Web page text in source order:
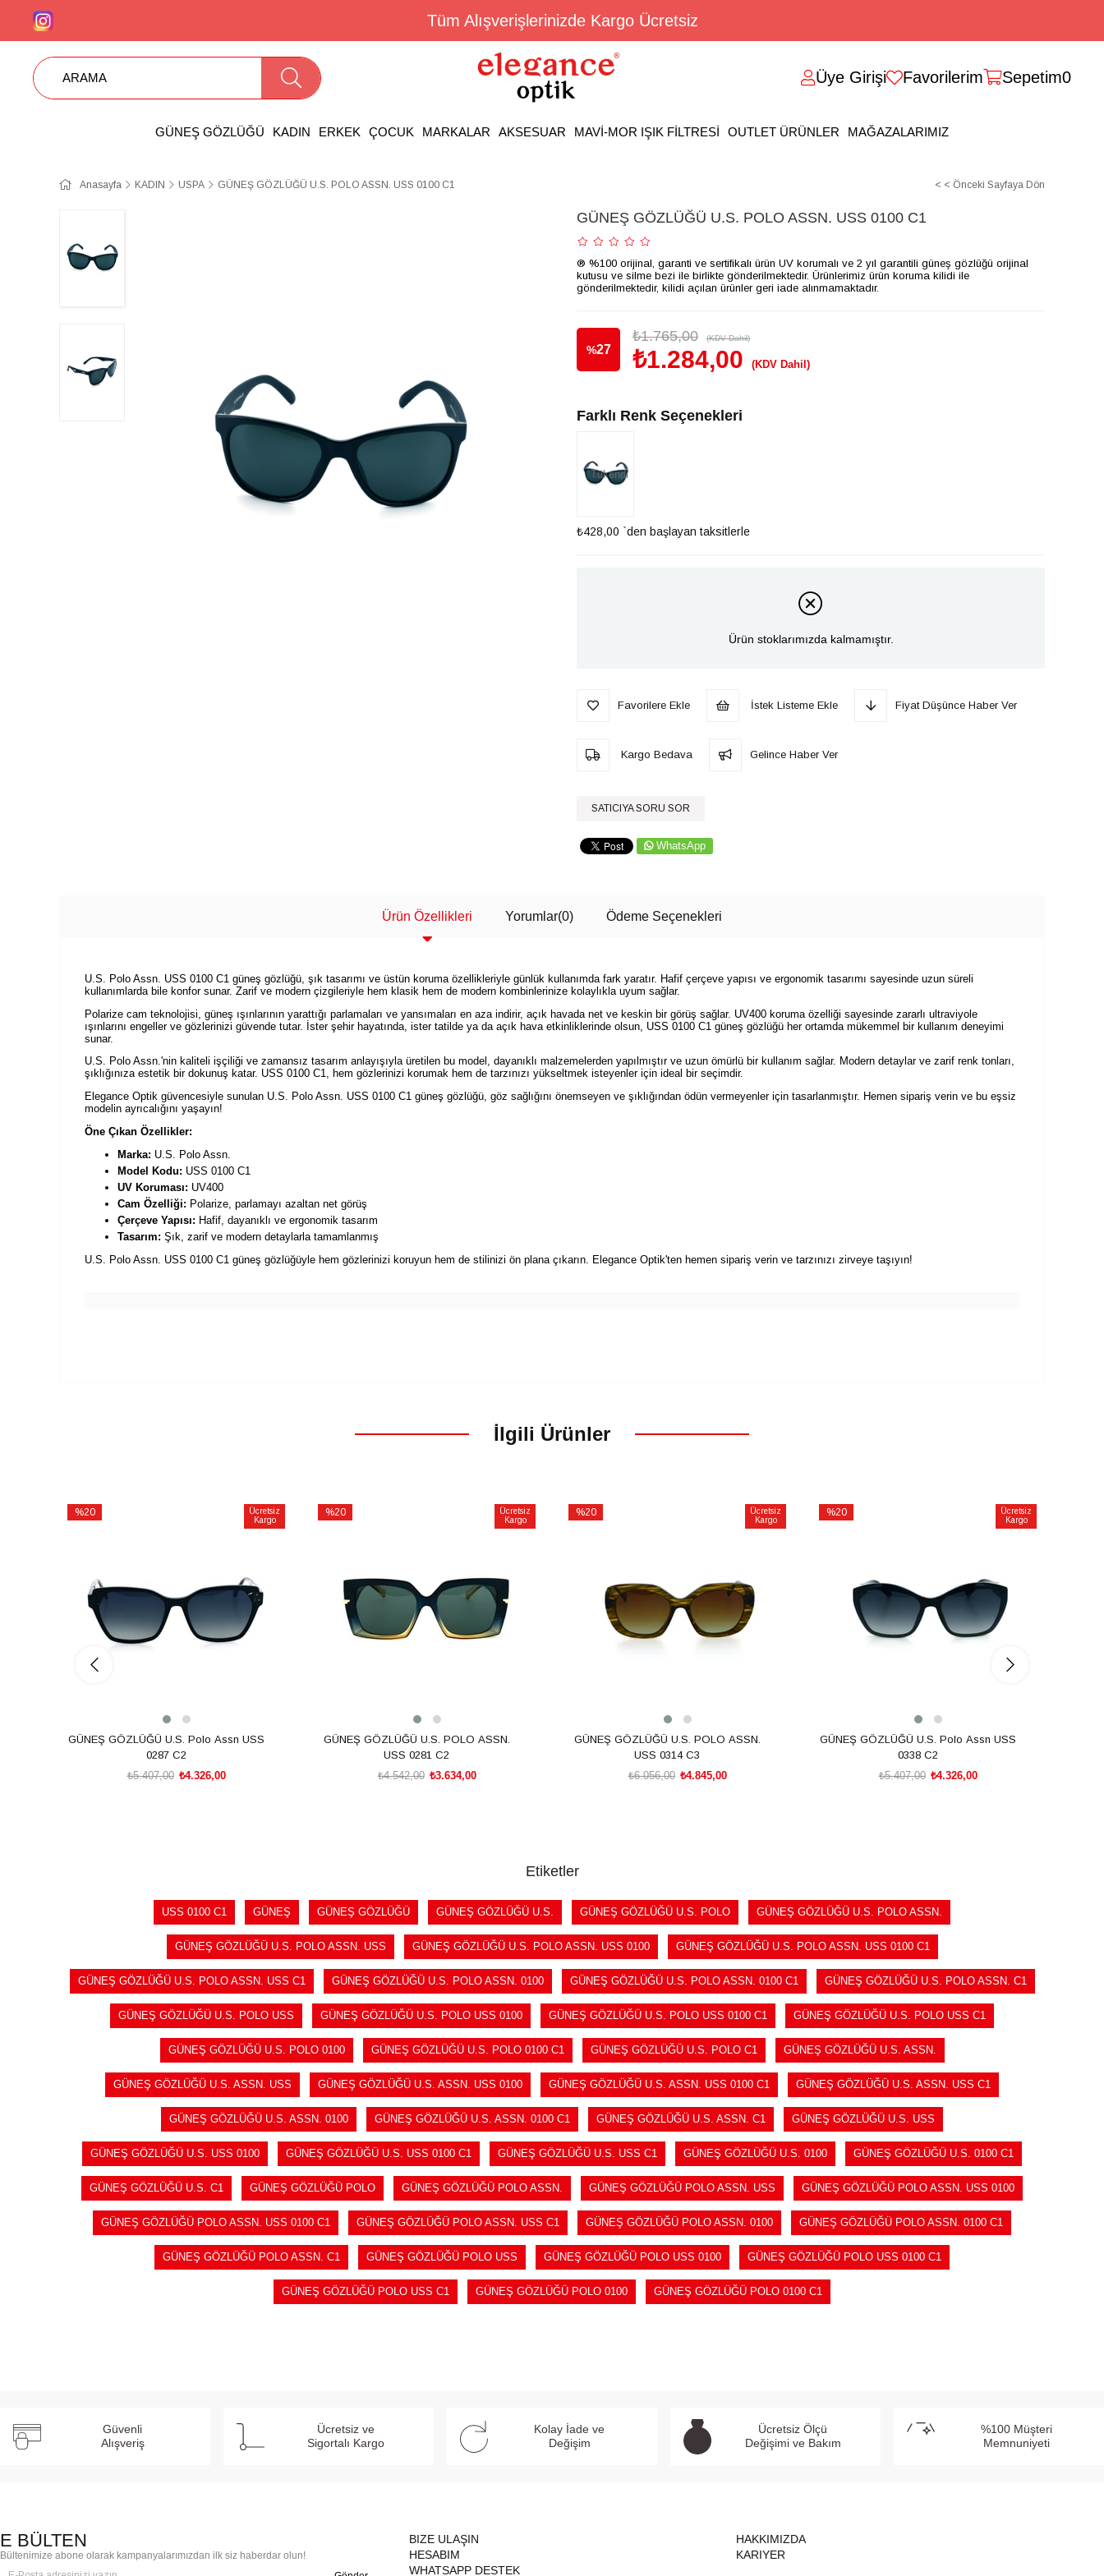
Tüm Alışverişlerinizde Kargo Ücretsiz
Üye Girişi Favorilerim Sepetim0
GÜNEŞ GÖZLÜĞÜ KADIN ERKEK ÇOCUK MARKALAR AKSESUAR MAVİ-MOR IŞIK FİLTRESİ OUTLET ÜRÜNLER MAĞAZALARIMIZ
Anasayfa KADIN USPA GÜNEŞ GÖZLÜĞÜ U.S. POLO ASSN. USS 0100 C1 < < Önceki Sayfaya Dön
GÜNEŞ GÖZLÜĞÜ U.S. POLO ASSN. USS 0100 C1
® %100 orijinal, garanti ve sertifikalı ürün UV korumalı ve 2 yıl garantili güneş gözlüğü orijinal
kutusu ve silme bezi ile birlikte gönderilmektedir. Ürünlerimiz ürün koruma kilidi ile
gönderilmektedir, kilidi açılan ürünler geri iade alınmamaktadır.
%27
₺1.765,00 (KDV Dahil)
₺1.284,00 (KDV Dahil)
Farklı Renk Seçenekleri
Tükendi
₺428,00 `den başlayan taksitlerle
Ürün stoklarımızda kalmamıştır.
Favorilere Ekle İstek Listeme Ekle Fiyat Düşünce Haber Ver
Kargo Bedava Gelince Haber Ver
SATICIYA SORU SOR
WhatsApp
Ürün Özellikleri Yorumlar(0) Ödeme Seçenekleri
U.S. Polo Assn. USS 0100 C1 güneş gözlüğü, şık tasarımı ve üstün koruma özellikleriyle günlük kullanımda fark yaratır. Hafif çerçeve yapısı ve ergonomik tasarımı sayesinde uzun süreli
kullanımlarda bile konfor sunar. Zarif ve modern çizgileriyle hem klasik hem de modern kombinlerinize kolaylıkla uyum sağlar.
Polarize cam teknolojisi, güneş ışınlarının yarattığı parlamaları ve yansımaları en aza indirir, açık havada net ve keskin bir görüş sağlar. UV400 koruma özelliği sayesinde zararlı ultraviyole
ışınlarını engeller ve gözlerinizi güvende tutar. İster şehir hayatında, ister tatilde ya da açık hava etkinliklerinde olsun, USS 0100 C1 güneş gözlüğü her ortamda mükemmel bir kullanım deneyimi
sunar.
U.S. Polo Assn.'nin kaliteli işçiliği ve zamansız tasarım anlayışıyla üretilen bu model, dayanıklı malzemelerden yapılmıştır ve uzun ömürlü bir kullanım sağlar. Modern detaylar ve zarif renk tonları,
şıklığınıza estetik bir dokunuş katar. USS 0100 C1, hem gözlerinizi korumak hem de tarzınızı yükseltmek isteyenler için ideal bir seçimdir.
Elegance Optik güvencesiyle sunulan U.S. Polo Assn. USS 0100 C1 güneş gözlüğü, göz sağlığını önemseyen ve şıklığından ödün vermeyenler için tasarlanmıştır. Hemen sipariş verin ve bu eşsiz
modelin ayrıcalığını yaşayın!
Öne Çıkan Özellikler:
Marka: U.S. Polo Assn.
Model Kodu: USS 0100 C1
UV Koruması: UV400
Cam Özelliği: Polarize, parlamayı azaltan net görüş
Çerçeve Yapısı: Hafif, dayanıklı ve ergonomik tasarım
Tasarım: Şık, zarif ve modern detaylarla tamamlanmış
U.S. Polo Assn. USS 0100 C1 güneş gözlüğüyle hem gözlerinizi koruyun hem de stilinizi ön plana çıkarın. Elegance Optik'ten hemen sipariş verin ve tarzınızı zirveye taşıyın!
İlgili Ürünler
%20
Ücretsiz
Kargo
GÜNEŞ GÖZLÜĞÜ U.S. Polo Assn USS
0287 C2
₺4.326,00
₺5.407,00
%20
Ücretsiz
Kargo
GÜNEŞ GÖZLÜĞÜ U.S. POLO ASSN.
USS 0281 C2
₺3.634,00
₺4.542,00
%20
Ücretsiz
Kargo
GÜNEŞ GÖZLÜĞÜ U.S. POLO ASSN.
USS 0314 C3
₺4.845,00
₺6.056,00
%20
Ücretsiz
Kargo
GÜNEŞ GÖZLÜĞÜ U.S. Polo Assn USS
0338 C2
₺4.326,00
₺5.407,00
Etiketler
USS 0100 C1 GÜNEŞ GÜNEŞ GÖZLÜĞÜ GÜNEŞ GÖZLÜĞÜ U.S. GÜNEŞ GÖZLÜĞÜ U.S. POLO GÜNEŞ GÖZLÜĞÜ U.S. POLO ASSN.
GÜNEŞ GÖZLÜĞÜ U.S. POLO ASSN. USS GÜNEŞ GÖZLÜĞÜ U.S. POLO ASSN. USS 0100 GÜNEŞ GÖZLÜĞÜ U.S. POLO ASSN. USS 0100 C1
GÜNEŞ GÖZLÜĞÜ U.S. POLO ASSN. USS C1 GÜNEŞ GÖZLÜĞÜ U.S. POLO ASSN. 0100 GÜNEŞ GÖZLÜĞÜ U.S. POLO ASSN. 0100 C1 GÜNEŞ GÖZLÜĞÜ U.S. POLO ASSN. C1
GÜNEŞ GÖZLÜĞÜ U.S. POLO USS GÜNEŞ GÖZLÜĞÜ U.S. POLO USS 0100 GÜNEŞ GÖZLÜĞÜ U.S. POLO USS 0100 C1 GÜNEŞ GÖZLÜĞÜ U.S. POLO USS C1
GÜNEŞ GÖZLÜĞÜ U.S. POLO 0100 GÜNEŞ GÖZLÜĞÜ U.S. POLO 0100 C1 GÜNEŞ GÖZLÜĞÜ U.S. POLO C1 GÜNEŞ GÖZLÜĞÜ U.S. ASSN.
GÜNEŞ GÖZLÜĞÜ U.S. ASSN. USS GÜNEŞ GÖZLÜĞÜ U.S. ASSN. USS 0100 GÜNEŞ GÖZLÜĞÜ U.S. ASSN. USS 0100 C1 GÜNEŞ GÖZLÜĞÜ U.S. ASSN. USS C1
GÜNEŞ GÖZLÜĞÜ U.S. ASSN. 0100 GÜNEŞ GÖZLÜĞÜ U.S. ASSN. 0100 C1 GÜNEŞ GÖZLÜĞÜ U.S. ASSN. C1 GÜNEŞ GÖZLÜĞÜ U.S. USS
GÜNEŞ GÖZLÜĞÜ U.S. USS 0100 GÜNEŞ GÖZLÜĞÜ U.S. USS 0100 C1 GÜNEŞ GÖZLÜĞÜ U.S. USS C1 GÜNEŞ GÖZLÜĞÜ U.S. 0100 GÜNEŞ GÖZLÜĞÜ U.S. 0100 C1
GÜNEŞ GÖZLÜĞÜ U.S. C1 GÜNEŞ GÖZLÜĞÜ POLO GÜNEŞ GÖZLÜĞÜ POLO ASSN. GÜNEŞ GÖZLÜĞÜ POLO ASSN. USS GÜNEŞ GÖZLÜĞÜ POLO ASSN. USS 0100
GÜNEŞ GÖZLÜĞÜ POLO ASSN. USS 0100 C1 GÜNEŞ GÖZLÜĞÜ POLO ASSN. USS C1 GÜNEŞ GÖZLÜĞÜ POLO ASSN. 0100 GÜNEŞ GÖZLÜĞÜ POLO ASSN. 0100 C1
GÜNEŞ GÖZLÜĞÜ POLO ASSN. C1 GÜNEŞ GÖZLÜĞÜ POLO USS GÜNEŞ GÖZLÜĞÜ POLO USS 0100 GÜNEŞ GÖZLÜĞÜ POLO USS 0100 C1
GÜNEŞ GÖZLÜĞÜ POLO USS C1 GÜNEŞ GÖZLÜĞÜ POLO 0100 GÜNEŞ GÖZLÜĞÜ POLO 0100 C1
Güvenli
Alışveriş
Ücretsiz ve
Sigortalı Kargo
Kolay İade ve
Değişim
Ücretsiz Ölçü
Değişimi ve Bakım
%100 Müşteri
Memnuniyeti
E BÜLTEN
Bültenimize abone olarak kampanyalarımızdan ilk siz haberdar olun!
BIZE ULAŞIN
HESABIM
WHATSAPP DESTEK
HAKKIMIZDA
KARIYER